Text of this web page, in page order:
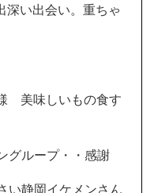
深い出会い。重ちゃ
美味しいもの食す
グループ・・感謝
い静岡イケメンさん